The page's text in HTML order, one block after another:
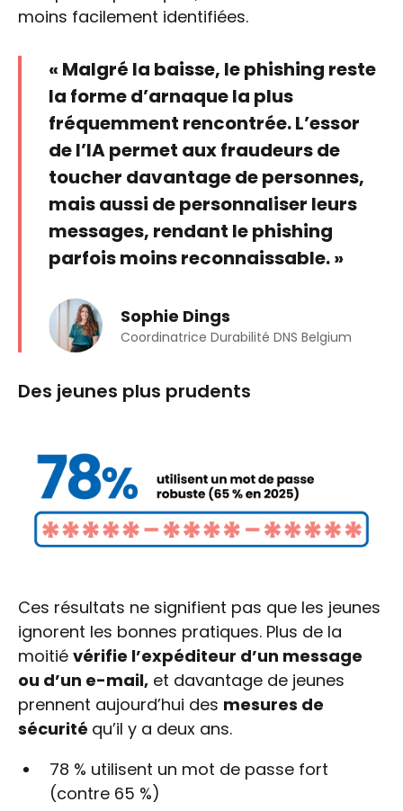
moins facilement identifiées.
« Malgré la baisse, le phishing reste
la forme d’arnaque la plus
fréquemment rencontrée. L’essor
de l’IA permet aux fraudeurs de
toucher davantage de personnes,
mais aussi de personnaliser leurs
messages, rendant le phishing
parfois moins reconnaissable. »
Sophie Dings
Coordinatrice Durabilité DNS Belgium
Des jeunes plus prudents
Ces résultats ne signifient pas que les jeunes
ignorent les bonnes pratiques. Plus de la
moitié vérifie l’expéditeur d’un message
ou d’un e-mail, et davantage de jeunes
prennent aujourd’hui des mesures de
sécurité qu’il y a deux ans.
78 % utilisent un mot de passe fort
(contre 65 %)